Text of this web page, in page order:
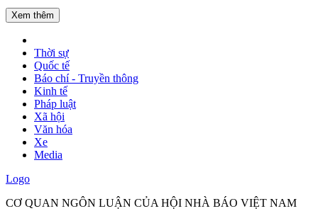
Xem thêm
Thời sự
Quốc tế
Báo chí - Truyền thông
Kinh tế
Pháp luật
Xã hội
Văn hóa
Xe
Media
Logo
CƠ QUAN NGÔN LUẬN CỦA HỘI NHÀ BÁO VIỆT NAM